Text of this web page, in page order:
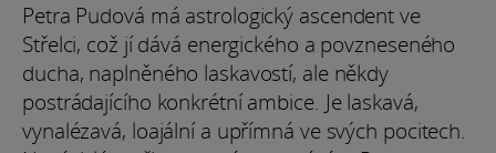
Petra Pudová má astrologický ascendent ve
Střelci, což jí dává energického a povzneseného
ducha, naplněného laskavostí, ale někdy
postrádajícího konkrétní ambice. Je laskavá,
vynalézavá, loajální a upřímná ve svých pocitech.